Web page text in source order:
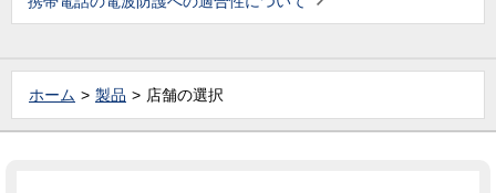
ホーム 製品 店舗の選択